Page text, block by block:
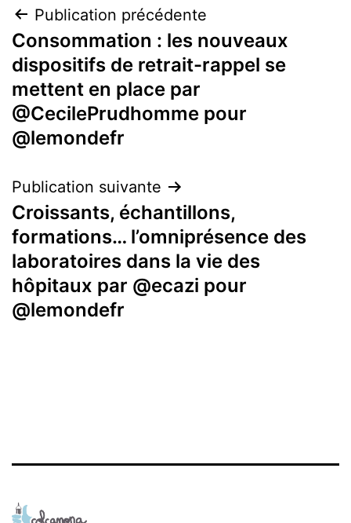
Navigation
de
l’article
Publication précédente
Consommation : les nouveaux
dispositifs de retrait-rappel se
mettent en place par
@CecilePrudhomme pour
@lemondefr
Publication suivante
Croissants, échantillons,
formations… l’omniprésence des
laboratoires dans la vie des
hôpitaux par @ecazi pour
@lemondefr